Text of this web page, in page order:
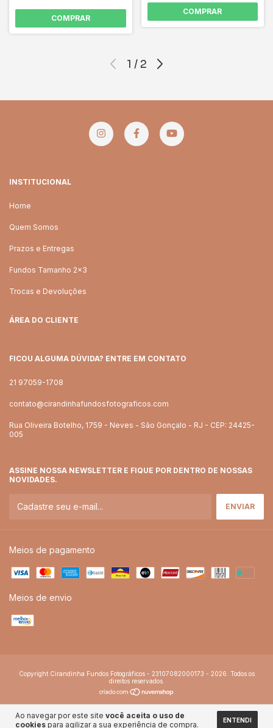
Ao navegar por este site você aceita o uso de
cookies para agilizar a sua experiência de compra. ENTENDI
COMPRAR
COMPRAR
1 / 2
INSTITUCIONAL
Home
Quem Somos
Prazos e Entregas
Fundos Tamanho 2x3
Trocas e Devoluções
ÁREA DO CLIENTE
FICOU ALGUMA DÚVIDA? ENTRE EM CONTATO
21 97059-1708
contato@cirandinhafundosfotograficos.com
Rua Oliveira Botelho, 1759 - Neves - São Gonçalo - RJ - CEP: 24425-
005
ASSINE NOSSA NEWSLETTER E FIQUE POR DENTRO DE NOSSAS
NOVIDADES.
Meios de pagamento
Meios de envio
Copyright Cirandinha Fundos Fotográficos - 23107082000173 - 2026. Todos os
direitos reservados.